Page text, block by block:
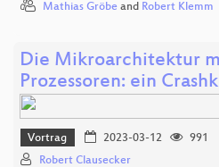
Mathias Gröbe and Robert Klemm
Die Mikroarchitektur
Prozessoren: ein
Vortrag 2023-03-12
991
Robert Clausecker